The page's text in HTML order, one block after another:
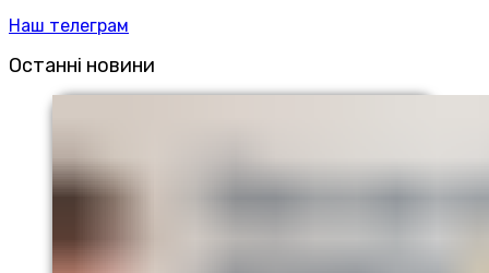
Наш телеграм
Останні новини